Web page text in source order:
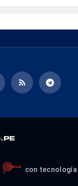
con tecnología